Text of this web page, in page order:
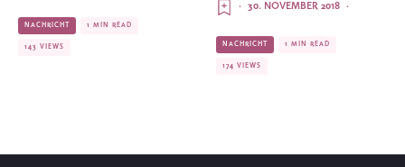
NACHRICHT 1 MIN READ
143 VIEWS
·
30. NOVEMBER 2018
·
NACHRICHT 1 MIN READ
174 VIEWS